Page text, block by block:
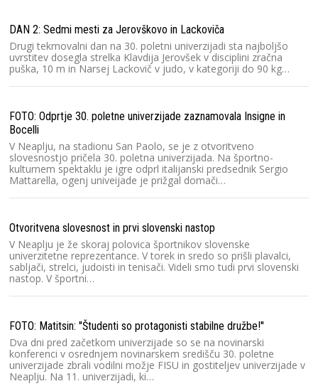
DAN 2: Sedmi mesti za Jerovškovo in Lackoviča
Drugi tekmovalni dan na 30. poletni univerzijadi sta najboljšo
uvrstitev dosegla strelka Klavdija Jerovšek v disciplini zračna
puška, 10 m in Narsej Lackovič v judo, v kategoriji do 90 kg…
FOTO: Odprtje 30. poletne univerzijade zaznamovala Insigne in
Bocelli
V Neaplju, na stadionu San Paolo, se je z otvoritveno
slovesnostjo pričela 30. poletna univerzijada. Na športno-
kulturnem spektaklu je igre odprl italijanski predsednik Sergio
Mattarella, ogenj univeijade je prižgal domači…
Otvoritvena slovesnost in prvi slovenski nastop
V Neaplju je že skoraj polovica športnikov slovenske
univerzitetne reprezentance. V torek in sredo so prišli plavalci,
sabljači, strelci, judoisti in tenisači. Videli smo tudi prvi slovenski
nastop. V športni…
FOTO: Matitsin: ''Študenti so protagonisti stabilne družbe!''
Dva dni pred začetkom univerzijade so se na novinarski
konferenci v osrednjem novinarskem središču 30. poletne
univerzijade zbrali vodilni možje FISU in gostiteljev univerzijade v
Neaplju. Na 11. univerzijadi, ki…